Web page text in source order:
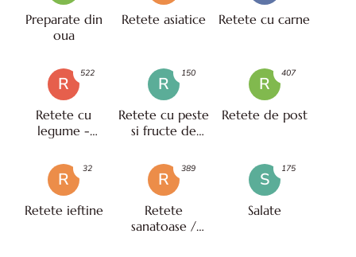
Preparate din
oua
Retete asiatice Retete cu carne
R
Retete cu
legume -
522
R
Retete cu peste
si fructe de
150
R
Retete de post
407
R
Retete ieftine
32
R
Retete
sanatoase /
389
S
Salate
175